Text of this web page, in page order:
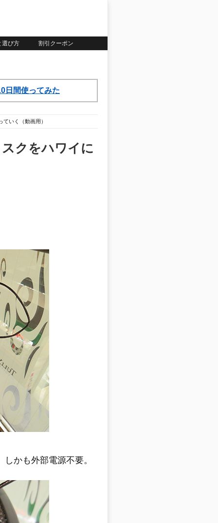
選び方 割引クーポン
日間使ってみた
いく（動画用）
クをハワイに
かも外部電源不要。